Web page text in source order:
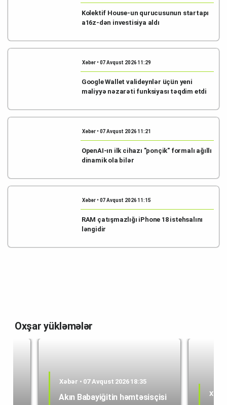
Kolektif House-un qurucusunun startapı
a16z-dən investisiya aldı
Xəbər • 07 Avqust 2026 11:29
Google Wallet valideynlər üçün yeni
maliyyə nəzarəti funksiyası təqdim etdi
Xəbər • 07 Avqust 2026 11:21
OpenAI-ın ilk cihazı "ponçik" formalı ağıllı
dinamik ola bilər
Xəbər • 07 Avqust 2026 11:15
RAM çatışmazlığı iPhone 18 istehsalını
ləngidir
Oxşar yükləmələr
Xəbər • 07 Avqust 2026 18:35
Akın Babayiğitin həmtəsisçisi